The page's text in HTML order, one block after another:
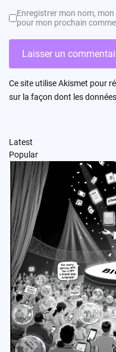
Enregistrer mon nom,
pour mon prochain
Ce site utilise Akismet pour
sur la façon dont les
Latest
Popular